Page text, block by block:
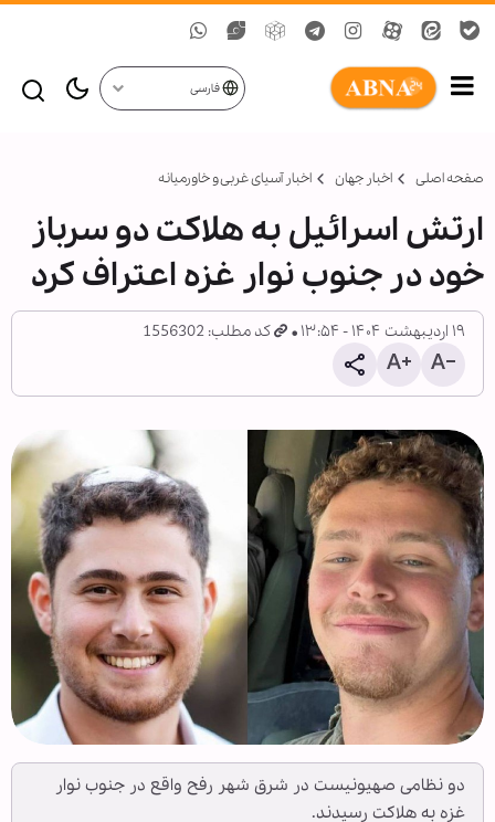
فارسی
صفحه اصلی اخبار جهان اخبار آسیای غربی و خاورمیانه
ارتش اسرائیل به هلاکت دو سرباز
خود در جنوب نوار غزه اعتراف کرد
۱۹ اردیبهشت ۱۴۰۴ - ۱۳:۵۴ کد مطلب: 1556302
دو نظامی صهیونیست در شرق شهر رفح واقع در جنوب نوار
غزه به هلاکت رسیدند.